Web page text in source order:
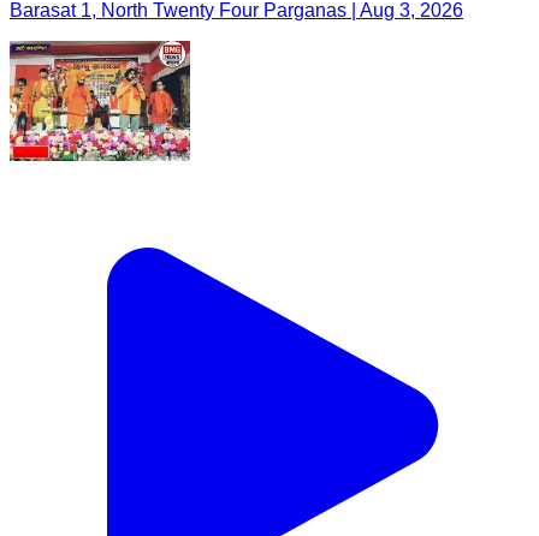
Barasat 1, North Twenty Four Parganas | Aug 3, 2026